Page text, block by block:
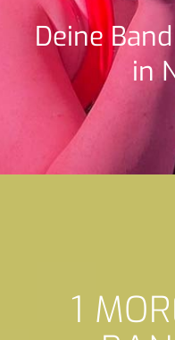
Deine
in
1